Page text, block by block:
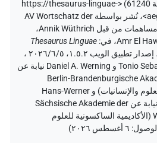
(معرف المادة المعجمية 61240) <https://thesaurus-linguae-
،
نُشر بواسطة AV Wortschatz der
من قبل Annik Wüthrich،
Amr El، في:
Thesaurus Linguae
إصدار المتن ٢٠، إصدار تطبيق الويب ۱.٥.٢، ٢٠٢٦/٦/٥ ،
نُشر بواسطة Tonio Sebastian Richter و Daniel A. Werning نيابة عن
Berlin-Brandenburgische
(أكاديمية برلين-براندنبورغ للعلوم والإنسانيات) و Hans-Werner
Fischer-Elfert و Peter Dils نيابة عن Sächsische Akademie der
Wissenschaften zu Leipzig (الأكاديمية الساكسونية للعلوم
٦ أغسطس ٢٠٢٦ )